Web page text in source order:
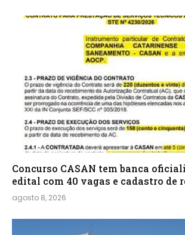
Concurso CASAN tem banca
edital com 40 vagas e cadastro de
agosto 8, 2026